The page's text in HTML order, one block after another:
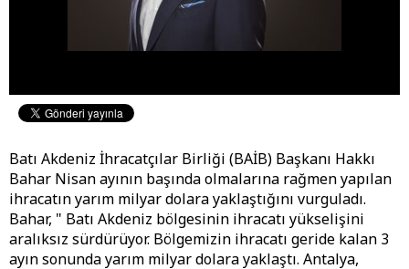
Batı Akdeniz İhracatçılar Birliği (BAİB) Başkanı Hakkı
Bahar Nisan ayının başında olmalarına rağmen yapılan
ihracatın yarım milyar dolara yaklaştığını vurguladı.
Bahar, " Batı Akdeniz bölgesinin ihracatı yükselişini
aralıksız sürdürüyor. Bölgemizin ihracatı geride kalan 3
ayın sonunda yarım milyar dolara yaklaştı. Antalya,